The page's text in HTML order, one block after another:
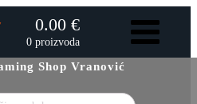
0.00 €
0 proizvoda
Shop Vranović